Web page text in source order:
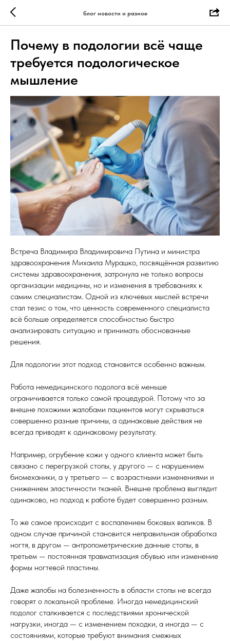
блог новости и разное
Почему в подологии всё чаще
требуется подологическое
мышление
Встреча Владимира Владимировича Путина и министра
здравоохранения Михаила Мурашко, посвящённая развитию
системы здравоохранения, затронула не только вопросы
организации медицины, но и изменения в требованиях к
самим специалистам. Одной из ключевых мыслей встречи
стал тезис о том, что ценность современного специалиста
всё больше определяется способностью быстро
анализировать ситуацию и принимать обоснованные
решения.
Для подологии этот подход становится особенно важным.
Работа немедицинского подолога всё меньше
ограничивается только самой процедурой. Потому что за
внешне похожими жалобами пациентов могут скрываться
совершенно разные причины, а одинаковые действия не
всегда приводят к одинаковому результату.
Например, огрубение кожи у одного клиента может быть
связано с перегрузкой стопы, у другого — с нарушением
биомеханики, а у третьего — с возрастными изменениями и
снижением эластичности тканей. Внешне проблема выглядит
одинаково, но подход к работе будет совершенно разным.
То же самое происходит с воспалением боковых валиков. В
одном случае причиной становится неправильная обработка
ногтя, в другом — антропометрические данные стопы, в
третьем — постоянная травматизация обувью или изменение
формы ногтевой пластины.
Даже жалобы на болезненность в области стопы не всегда
говорят о локальной проблеме. Иногда немедицинский
подолог сталкивается с последствиями хронической
нагрузки, иногда — с изменением походки, а иногда — с
состояниями, которые требуют внимания смежных